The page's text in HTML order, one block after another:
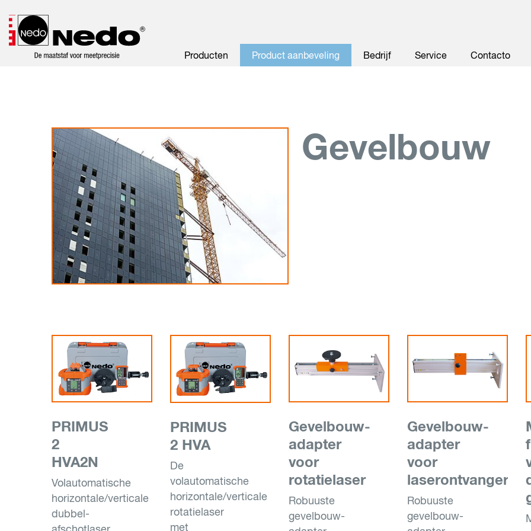
Producten Product aanbeveling Bedrijf Service Contacto
Gevelbouw
PRIMUS
2
HVA2N
Volautomatische
horizontale/verticale
dubbel-
PRIMUS
2 HVA
De
volautomatische
horizontale/verticale
rotatielaser
met
Gevelbouw-
adapter
voor
rotatielaser
Robuuste
gevelbouw-
Gevelbouw-
adapter
voor
laserontvanger
Robuuste
gevelbouw-